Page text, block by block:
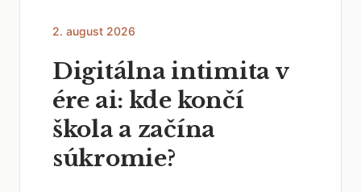
2. august 2026
Digitálna intimita v
ére ai: kde končí
škola a začína
súkromie?